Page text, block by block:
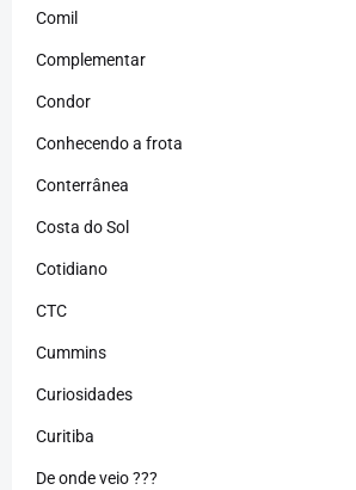
Comil
Complementar
Condor
Conhecendo a frota
Conterrânea
Costa do Sol
Cotidiano
CTC
Cummins
Curiosidades
Curitiba
De onde veio ???